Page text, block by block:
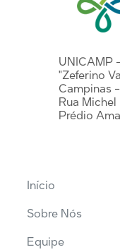
UNICAMP
"Zeferino
Campinas
Rua
Prédio
Início
Sobre Nós
Equipe